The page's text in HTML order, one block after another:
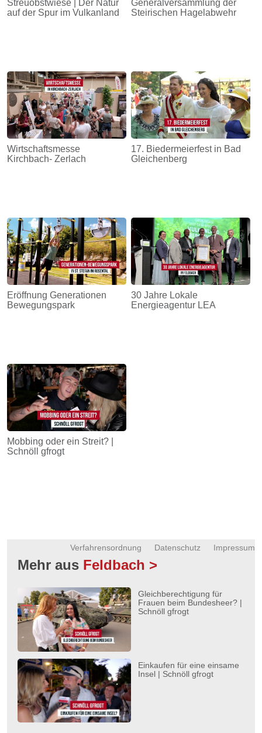
Streuobstwiese | Der Natur
auf der Spur im Vulkanland
Generalversammlung der
Steirischen Hagelabwehr
Wirtschaftsmesse
Kirchbach- Zerlach
17. Biedermeierfest in Bad
Gleichenberg
Eröffnung Generationen
Bewegungspark
30 Jahre Lokale
Energieagentur LEA
Mobbing oder ein Streit? |
Schnöll gfrogt
Impressum
Datenschutz
Verfahrensordnung
Mehr aus Feldbach >
Gleichberechtigung für
Frauen beim Bundesheer? |
Schnöll gfrogt
Einkaufen für eine einsame
Insel | Schnöll gfrogt